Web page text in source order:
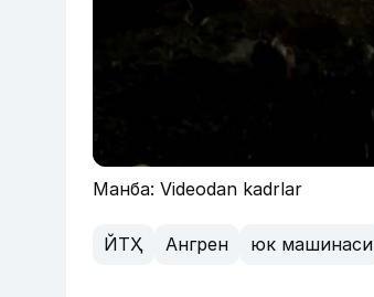
Манба: Videodan kadrlar
ЙТҲ Ангрен юк машинаси